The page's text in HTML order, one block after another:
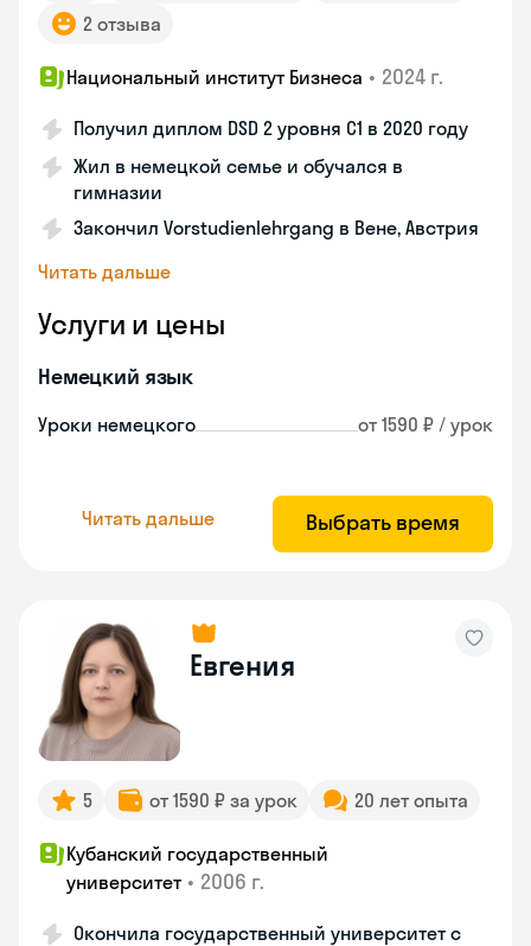
2 отзыва
Национальный институт Бизнеса • 2024 г.
Получил диплом DSD 2 уровня С1 в 2020 году
Жил в немецкой семье и обучался в
гимназии
Закончил Vorstudienlehrgang в Вене, Австрия
Читать дальше
Услуги и цены
Немецкий язык
Уроки немецкого от 1590 ₽ / урок
Читать дальше Выбрать время
Евгения
5 от 1590 ₽ за урок 20 лет опыта
Кубанский государственный
университет • 2006 г.
Окончила государственный университет с